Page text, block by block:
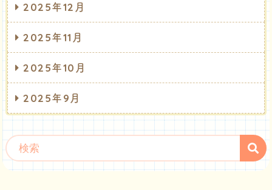
2025年12月
2025年11月
2025年10月
2025年9月